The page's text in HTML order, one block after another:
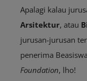
Apalagi kalau
Arsitektur, atau
jurusan-jurusan
penerima Beasiswa
Foundation, lho!